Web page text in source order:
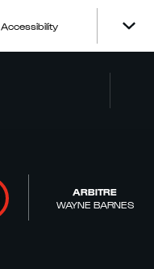
Accessibility
ARBITRE
WAYNE BARNES